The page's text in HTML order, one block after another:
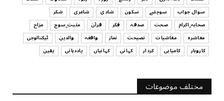
July 29, 2026
UNCATEGORIZED
قرض لینے اور دینے میں ہوشیاری
July 29, 2026
آپ کا فیصلہ کرنے کا انداز
July 29, 2026
سوال جواب
سوچئیے سکون شادی شاعری
شکر
صحابہ_اکرام
صحت صدقہ فکر قرآن مثبت_سوچ
مزاح
معاشرہ
معاشیات نصیحت نماز واقعہ والدین
ٹیکنالوجی
کاروبار
کامیابی کردار کہانی کہانیاں یاددہانی یقین
مختلف موضوعات